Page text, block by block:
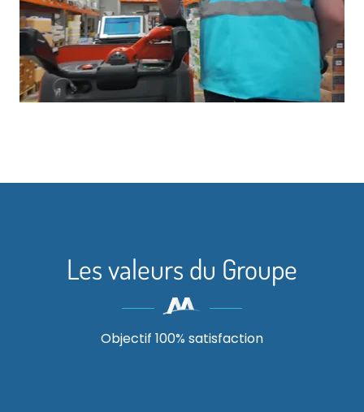
Les valeurs du Groupe
Objectif 100% satisfaction